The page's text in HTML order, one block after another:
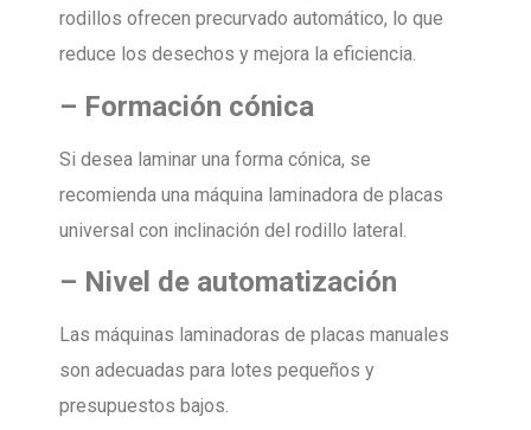
rodillos ofrecen precurvado automático, lo que
reduce los desechos y mejora la eficiencia.
– Formación cónica
Si desea laminar una forma cónica, se
recomienda una máquina laminadora de placas
universal con inclinación del rodillo lateral.
– Nivel de automatización
Las máquinas laminadoras de placas manuales
son adecuadas para lotes pequeños y
presupuestos bajos.